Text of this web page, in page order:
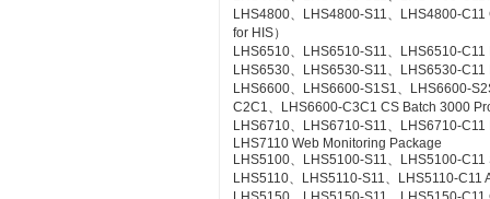
LHS4800、LHS4800-S11、LHS4800-
for HIS）
LHS6510、LHS6510-S11、LHS6510-
LHS6530、LHS6530-S11、LHS6530-
LHS6600、LHS6600-S1S1、LHS6600-
C2C1、LHS6600-C3C1 CS Batch 3000
LHS6710、LHS6710-S11、LHS6710-
LHS7110 Web Monitoring Package
LHS5100、LHS5100-S11、LHS5100-
LHS5110、LHS5110-S11、LHS5110-C11